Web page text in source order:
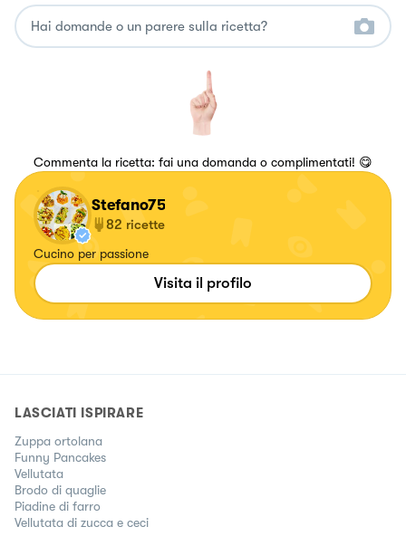
Commenta la ricetta: fai una domanda o complimentati! 😋
Stefano75
82 ricette
Cucino per passione
Visita il profilo
LASCIATI ISPIRARE
Zuppa ortolana
Funny Pancakes
Vellutata
Brodo di quaglie
Piadine di farro
Vellutata di zucca e ceci